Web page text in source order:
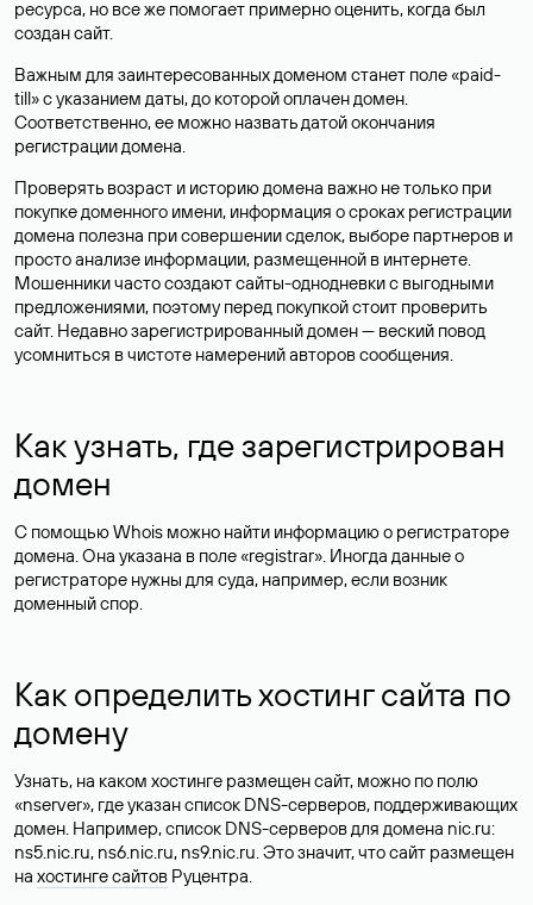
ресурса, но все же помогает примерно оценить, когда был
создан сайт.
Важным для заинтересованных доменом станет поле «paid-
till» с указанием даты, до которой оплачен домен.
Соответственно, ее можно назвать датой окончания
регистрации домена.
Проверять возраст и историю домена важно не только при
покупке доменного имени, информация о сроках регистрации
домена полезна при совершении сделок, выборе партнеров и
просто анализе информации, размещенной в интернете.
Мошенники часто создают сайты-однодневки с выгодными
предложениями, поэтому перед покупкой стоит проверить
сайт. Недавно зарегистрированный домен — веский повод
усомниться в чистоте намерений авторов сообщения.
Как узнать, где зарегистрирован
домен
С помощью Whois можно найти информацию о регистраторе
домена. Она указана в поле «registrar». Иногда данные о
регистраторе нужны для суда, например, если возник
доменный спор.
Как определить хостинг сайта по
домену
Узнать, на каком хостинге размещен сайт, можно по полю
«nserver», где указан список DNS-серверов, поддерживающих
домен. Например, список DNS-серверов для домена nic.ru:
ns5.nic.ru, ns6.nic.ru, ns9.nic.ru. Это значит, что сайт размещен
на хостинге сайтов Руцентра.